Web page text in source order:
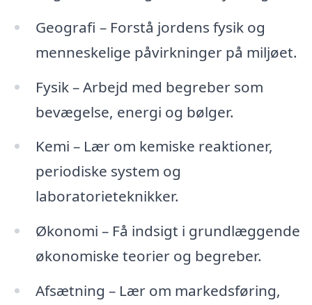
Geografi – Forstå jordens fysik og
menneskelige påvirkninger på miljøet.
Fysik – Arbejd med begreber som
bevægelse, energi og bølger.
Kemi – Lær om kemiske reaktioner,
periodiske system og
laboratorieteknikker.
Økonomi – Få indsigt i grundlæggende
økonomiske teorier og begreber.
Afsætning – Lær om markedsføring,